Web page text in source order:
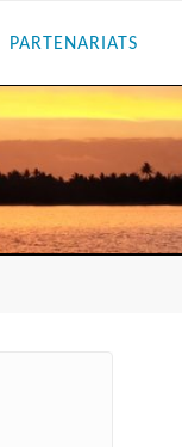
PARTENARIATS